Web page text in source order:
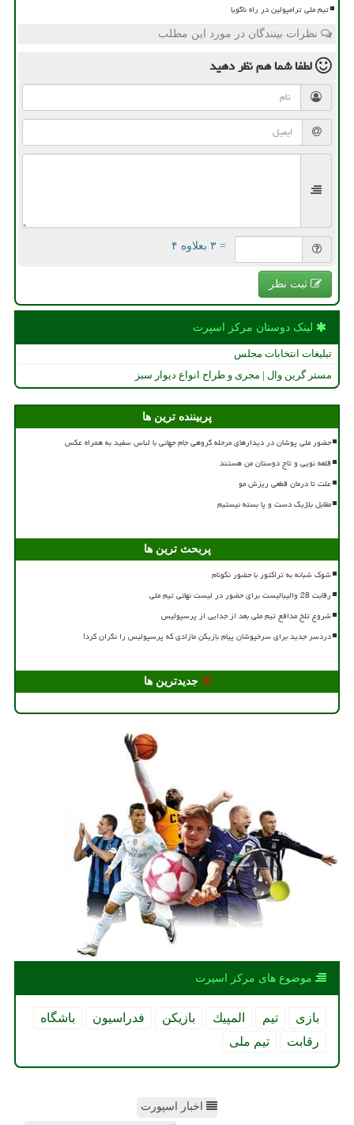
تیم ملی ترامپولین در راه ناگویا
نظرات بینندگان در مورد این مطلب
لطفا شما همنظر دهید
= ۳ بعلاوه ۴
ثبت نظر
لینک دوستان مركز اسپرت
تبلیغات انتخابات مجلس
مستر گرین وال | مجری و طراح انواع دیوار سبز
پربیننده ترین ها
حضور ملی پوشان در دیدارهای مرحله گروهی جام جهانی با لباس سفید به همراه عکس
قلعه نویی و تاج دوستان من هستند
علت تا درمان قطعی ریزش مو
مقابل بلژیک دست و پا بسته نیستیم
پربحث ترین ها
شوک شبانه به تراکتور با حضور نکونام
رقابت 28 والیبالیست برای حضور در لیست نهائی تیم ملی
شروع تلخ مدافع تیم ملی بعد از جدایی از پرسپولیس
دردسر جدید برای سرخپوشان پیام بازیکن مازادی که پرسپولیس را نگران کرد!
جدیدترین ها
موضوع های مركز اسپرت
بازی تیم المپیك بازیكن فدراسیون
باشگاه
رقابت
تیم ملی
اخبار اسپورت